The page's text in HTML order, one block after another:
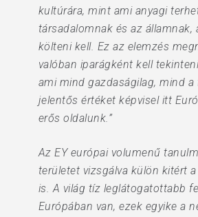
kultúrára, mint ami anyagi
társadalomnak és az államnak,
költeni kell. Ez az elemzés
valóban iparágként kell
ami mind gazdaságilag, mind
jelentős értéket képvisel itt
erős oldalunk.”
Az EY európai volumenű
területet vizsgálva külön kitért
is. A világ tíz leglátogatottabb
Európában van, ezek egyike a